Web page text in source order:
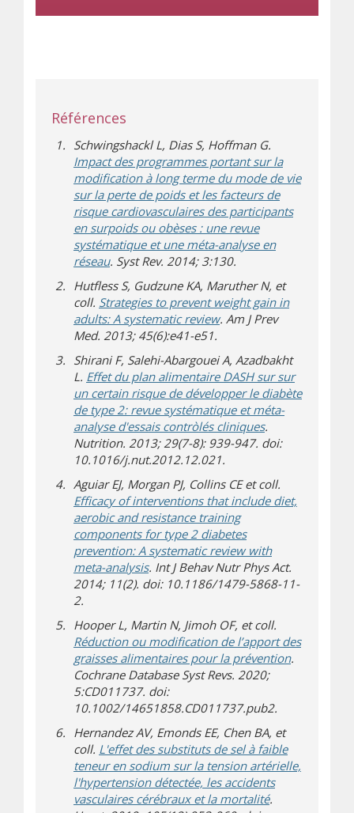
Références
Schwingshackl L, Dias S, Hoffman G.
Impact des programmes portant sur la
modification à long terme du mode de vie
sur la perte de poids et les facteurs de
risque cardiovasculaires des participants
en surpoids ou obèses : une revue
systématique et une méta-analyse en
réseau. Syst Rev. 2014; 3:130.
Hutfless S, Gudzune KA, Maruther N, et
coll. Strategies to prevent weight gain in
adults: A systematic review. Am J Prev
Med. 2013; 45(6):e41-e51.
Shirani F, Salehi-Abargouei A, Azadbakht
L. Effet du plan alimentaire DASH sur sur
un certain risque de développer le diabète
de type 2: revue systématique et méta-
analyse d'essais contròlés cliniques.
Nutrition. 2013; 29(7-8): 939-947. doi:
10.1016/j.nut.2012.12.021.
Aguiar EJ, Morgan PJ, Collins CE et coll.
Efficacy of interventions that include diet,
aerobic and resistance training
components for type 2 diabetes
prevention: A systematic review with
meta-analysis. Int J Behav Nutr Phys Act.
2014; 11(2). doi: 10.1186/1479-5868-11-
2.
Hooper L, Martin N, Jimoh OF, et coll.
Réduction ou modification de l’apport des
graisses alimentaires pour la prévention.
Cochrane Database Syst Revs. 2020;
5:CD011737. doi:
10.1002/14651858.CD011737.pub2.
Hernandez AV, Emonds EE, Chen BA, et
coll. L'effet des substituts de sel à faible
teneur en sodium sur la tension artérielle,
l'hypertension détectée, les accidents
vasculaires cérébraux et la mortalité.